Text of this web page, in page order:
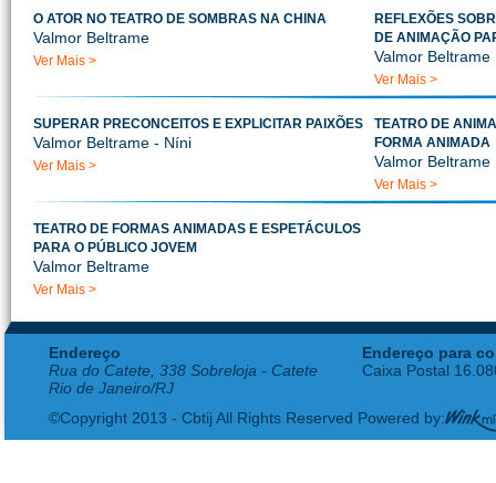
O ATOR NO TEATRO DE SOMBRAS NA CHINA
Valmor Beltrame
Ver Mais >
REFLEXÕES
DE ANIMAÇÃO
Valmor Beltrame
Ver Mais >
SUPERAR PRECONCEITOS E EXPLICITAR PAIXÕES
Valmor Beltrame - Níni
Ver Mais >
TEATRO DE
FORMA ANIMADA
Valmor Beltrame
Ver Mais >
TEATRO DE FORMAS ANIMADAS E ESPETÁCULOS
PARA O PÚBLICO JOVEM
Valmor Beltrame
Ver Mais >
Endereço
Rua do Catete, 338 Sobreloja - Catete
Rio de Janeiro/RJ
Endereço para
Caixa Postal
©Copyright 2013 - Cbtij All Rights Reserved Powered by: